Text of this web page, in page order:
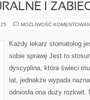
I
MOŻLIWOŚĆ
Każdy lekarz stomatolog
sobie sprawę Jest to
dyscyplina, która świeci
lat, jednakże wypada
odniosła ona duży